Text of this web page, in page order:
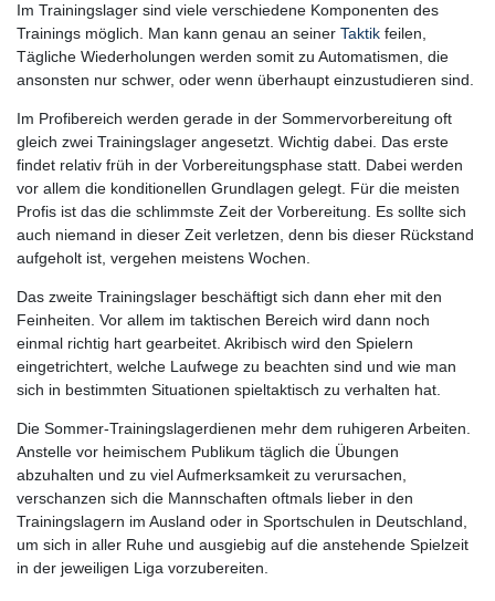
Im Trainingslager sind viele verschiedene Komponenten des
Trainings möglich. Man kann genau an seiner Taktik feilen,
Tägliche Wiederholungen werden somit zu Automatismen, die
ansonsten nur schwer, oder wenn überhaupt einzustudieren sind.
Im Profibereich werden gerade in der Sommervorbereitung oft
gleich zwei Trainingslager angesetzt. Wichtig dabei. Das erste
findet relativ früh in der Vorbereitungsphase statt. Dabei werden
vor allem die konditionellen Grundlagen gelegt. Für die meisten
Profis ist das die schlimmste Zeit der Vorbereitung. Es sollte sich
auch niemand in dieser Zeit verletzen, denn bis dieser Rückstand
aufgeholt ist, vergehen meistens Wochen.
Das zweite Trainingslager beschäftigt sich dann eher mit den
Feinheiten. Vor allem im taktischen Bereich wird dann noch
einmal richtig hart gearbeitet. Akribisch wird den Spielern
eingetrichtert, welche Laufwege zu beachten sind und wie man
sich in bestimmten Situationen spieltaktisch zu verhalten hat.
Die Sommer-Trainingslagerdienen mehr dem ruhigeren Arbeiten.
Anstelle vor heimischem Publikum täglich die Übungen
abzuhalten und zu viel Aufmerksamkeit zu verursachen,
verschanzen sich die Mannschaften oftmals lieber in den
Trainingslagern im Ausland oder in Sportschulen in Deutschland,
um sich in aller Ruhe und ausgiebig auf die anstehende Spielzeit
in der jeweiligen Liga vorzubereiten.